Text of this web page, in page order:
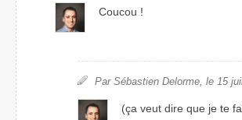
Coucou !
Par Sébastien Delorme, le 15
(ça veut dire que je te